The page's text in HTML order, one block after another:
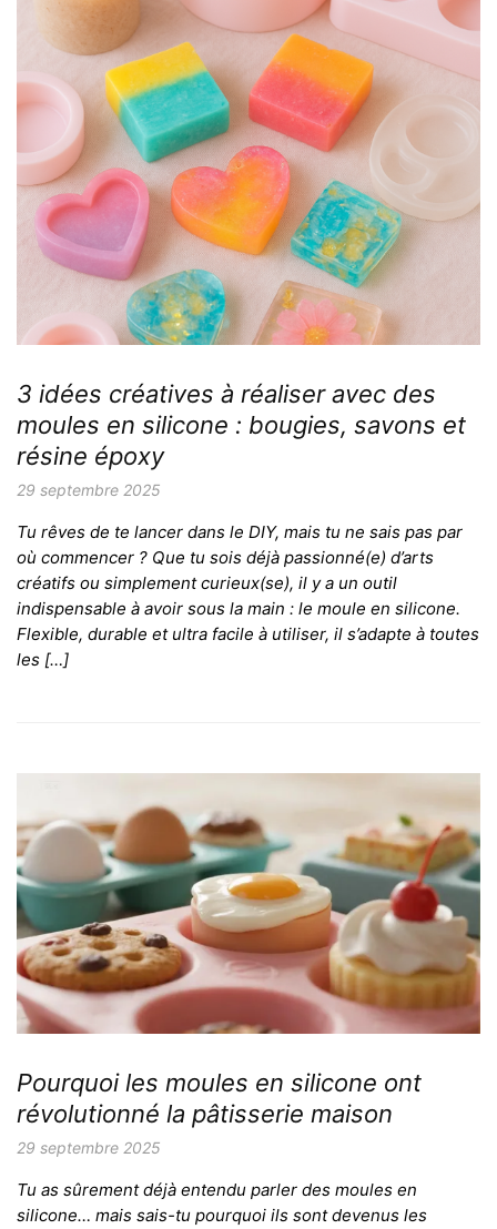
3 idées créatives à réaliser avec des
moules en silicone : bougies, savons et
résine époxy
29 septembre 2025
Tu rêves de te lancer dans le DIY, mais tu ne sais pas par
où commencer ? Que tu sois déjà passionné(e) d’arts
créatifs ou simplement curieux(se), il y a un outil
indispensable à avoir sous la main : le moule en silicone.
Flexible, durable et ultra facile à utiliser, il s’adapte à toutes
les […]
Pourquoi les moules en silicone ont
révolutionné la pâtisserie maison
29 septembre 2025
Tu as sûrement déjà entendu parler des moules en
silicone… mais sais-tu pourquoi ils sont devenus les